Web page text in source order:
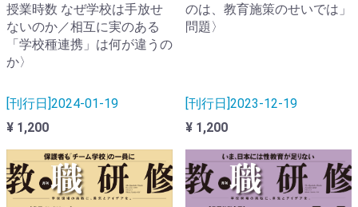
授業時数 なぜ学校は手放せ
ないのか／相互に実のある
「学校種連携」は何が違うの
か〉
[刊行日]2024-01-19
¥ 1,200
のは、教育施策のせいでは」
問題〉
[刊行日]2023-12-19
¥ 1,200